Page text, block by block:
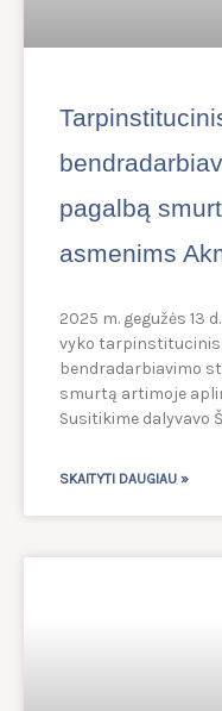
pagalbą
asmenims
2025 m. gegužės 13
vyko
bendradarbiavimo
smurtą artimoje
Susitikime dalyvavo
SKAITYTI DAUGIAU »